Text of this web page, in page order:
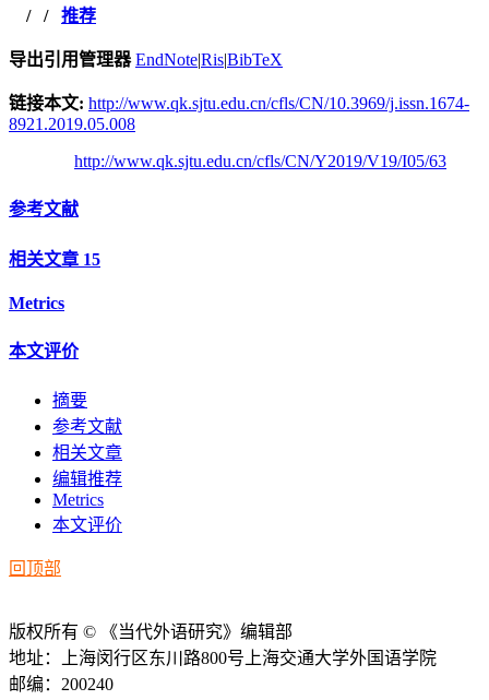
/ / 推荐
导出引用管理器 EndNote|Ris|BibTeX
链接本文: http://www.qk.sjtu.edu.cn/cfls/CN/10.3969/j.issn.1674-
8921.2019.05.008
http://www.qk.sjtu.edu.cn/cfls/CN/Y2019/V19/I05/63
参考文献
相关文章 15
Metrics
本文评价
摘要
参考文献
相关文章
编辑推荐
Metrics
本文评价
回顶部
版权所有 © 《当代外语研究》编辑部
地址：上海闵行区东川路800号上海交通大学外国语学院
邮编：200240